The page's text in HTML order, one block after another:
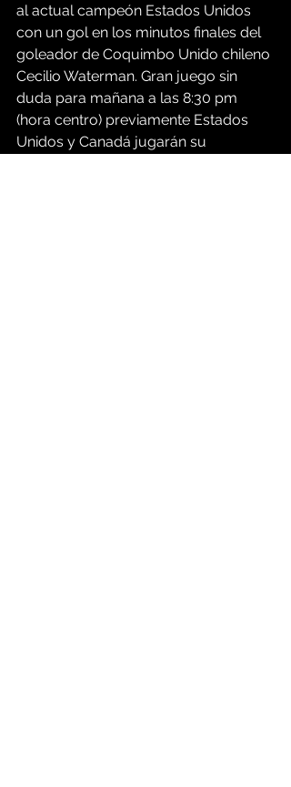
al actual campeón Estados Unidos
con un gol en los minutos finales del
goleador de Coquimbo Unido chileno
Cecilio Waterman. Gran juego sin
duda para mañana a las 8:30 pm
(hora centro) previamente Estados
Unidos y Canadá jugarán su